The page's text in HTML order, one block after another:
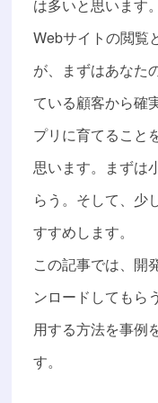
は多いと思います
Webサイトの閲覧
が、まずはあなた
ている顧客から確
プリに育てること
思います。まずは
らう。そして、少
すすめします。
この記事では、開
ンロードしてもら
用する方法を事例
す。